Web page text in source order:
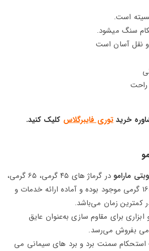
است.
سنگ میشود.
نقل آسان است
راحت
خرید توری فایبرگلاس کلیک کنید.
مارامو
در گرماژ های ۴۵ گرمی‌، 65 گرمی،
۷۵ گرمی، ۱۲۰ گرمی و 160 گرمی موجود بوده و آماده ارائه خدمات و
کمترین زمان می‌باشد.
ابزاری برای مقاوم‌ سازی به‌عنوان عایق
بفروش می‌رسد.
استحکام سمنت برد و برد های سیمانی می‌